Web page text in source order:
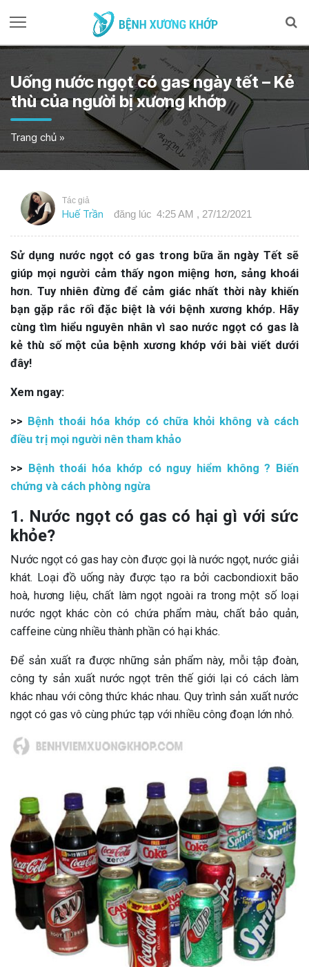
Uống nước ngọt có gas ngày tết – Kẻ
thù của người bị xương khớp
Trang chủ »
Tác giả
Huế Trần đăng lúc 4:25 AM , 27/12/2021
Sử dụng nước ngọt có gas trong bữa ăn ngày Tết sẽ
giúp mọi người cảm thấy ngon miệng hơn, sảng khoái
hơn. Tuy nhiên đừng để cảm giác nhất thời này khiến
bạn gặp rắc rối đặc biệt là với bệnh xương khớp. Hãy
cùng tìm hiểu nguyên nhân vì sao nước ngọt có gas là
kẻ thù số một của bệnh xương khớp với bài viết dưới
đây!
Xem ngay:
>> Bệnh thoái hóa khớp có chữa khỏi không và cách
điều trị mọi người nên tham khảo
>> Bệnh thoái hóa khớp có nguy hiểm không ? Biến
chứng và cách phòng ngừa
1. Nước ngọt có gas có hại gì với sức
khỏe?
Nước ngọt có gas hay còn được gọi là nước ngọt, nước giải
khát. Loại đồ uống này được tạo ra bởi cacbondioxit bão
hoà, hương liệu, chất làm ngọt ngoài ra trong một số loại
nước ngọt khác còn có chứa phẩm màu, chất bảo quản,
caffeine cùng nhiều thành phần có hại khác.
Để sản xuất ra được những sản phẩm này, mỗi tập đoàn,
công ty sản xuất nước ngọt trên thế giới lại có cách làm
khác nhau với công thức khác nhau. Quy trình sản xuất nước
ngọt có gas vô cùng phức tạp với nhiều công đoạn lớn nhỏ.